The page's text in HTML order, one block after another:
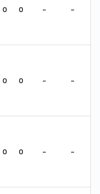
0 0 - -
0 0 - -
0 0 - -